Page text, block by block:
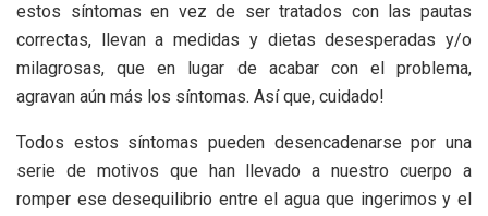
estos síntomas en vez de ser tratados con las pautas
correctas, llevan a medidas y dietas desesperadas y/o
milagrosas, que en lugar de acabar con el problema,
agravan aún más los síntomas. Así que, cuidado!
Todos estos síntomas pueden desencadenarse por una
serie de motivos que han llevado a nuestro cuerpo a
romper ese desequilibrio entre el agua que ingerimos y el